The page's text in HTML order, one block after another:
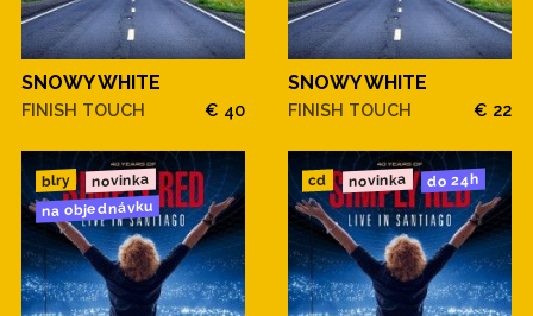
SNOWY WHITE
FINISH TOUCH € 40
SNOWY WHITE
FINISH TOUCH € 22
blry novinka
na objednávku
cd novinka do 24h